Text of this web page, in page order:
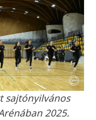
sajtónyilvános
2025.